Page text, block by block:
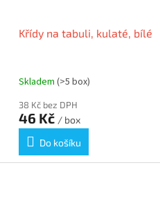
Křídy na tabuli, kulaté, bílé
Skladem (>5 box)
38 Kč bez DPH
46 Kč / box
Do košíku